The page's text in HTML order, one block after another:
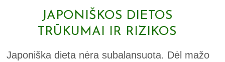
JAPONIŠKOS DIETOS
TRŪKUMAI IR RIZIKOS
Japoniška dieta nėra subalansuota. Dėl mažo